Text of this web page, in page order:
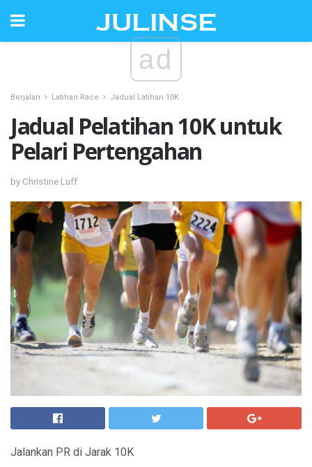
ad
Berjalan Latihan Race Jadual Latihan 10K
Jadual Pelatihan 10K untuk
Pelari Pertengahan
by Christine Luff
Jalankan PR di Jarak 10K